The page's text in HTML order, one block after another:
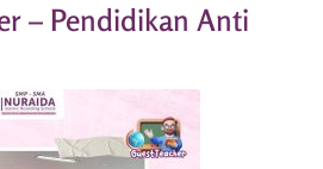
– Pendidikan Anti